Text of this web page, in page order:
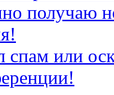
получаю
спам или